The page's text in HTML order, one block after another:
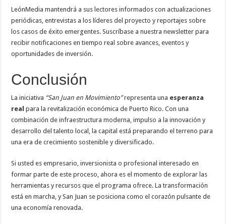
LeónMedia mantendrá a sus lectores informados con actualizaciones
periódicas, entrevistas a los líderes del proyecto y reportajes sobre
los casos de éxito emergentes. Suscríbase a nuestra newsletter para
recibir notificaciones en tiempo real sobre avances, eventos y
oportunidades de inversión.
Conclusión
La iniciativa “San Juan en Movimiento”representa una esperanza
real para la revitalización económica de Puerto Rico. Con una
combinación de infraestructura moderna, impulso a la innovación y
desarrollo del talento local, la capital está preparando el terreno para
una era de crecimiento sostenible y diversificado.
Si usted es empresario, inversionista o profesional interesado en
formar parte de este proceso, ahora es el momento de explorar las
herramientas y recursos que el programa ofrece. La transformación
está en marcha, y San Juan se posiciona como el corazón pulsante de
una economía renovada.